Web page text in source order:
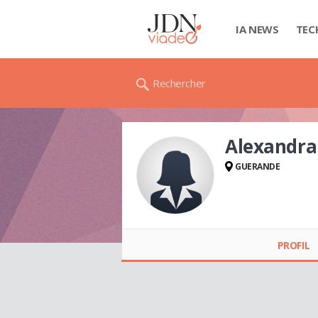
IA NEWS
Rechercher
Alexandra
GUERANDE
PROFIL